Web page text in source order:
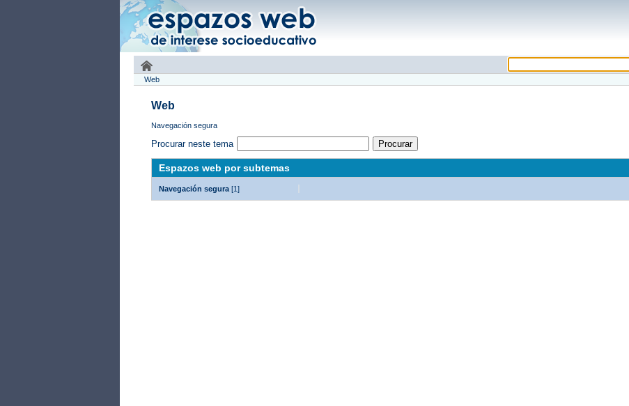
Web
Web
Navegación segura
Procurar neste tema
Espazos web por subtemas
Navegación segura [1]